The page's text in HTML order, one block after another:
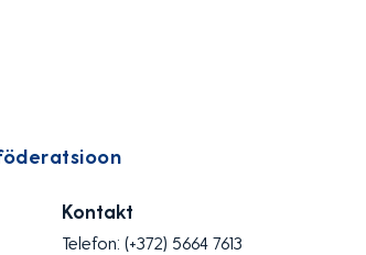
Kontakt
Telefon: (+372) 5664 7613